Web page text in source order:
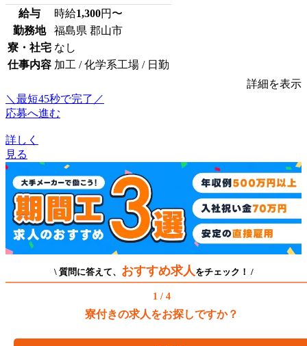
給与 時給1,300円〜
勤務地
福島県 郡山市
寮・社宅 なし
仕事内容 加工 / 化学系工場 / 日勤
詳細を表示
＼最短45秒で完了／
応募へ進む
詳しく
見る
\ 質問に答えて、 おすすめ求人 をチェック！ /
1 / 4
寮付きの求人をお探しですか？